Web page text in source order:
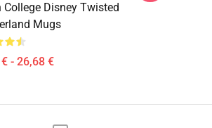
College Disney Twisted
Mugs
- 26,68 €